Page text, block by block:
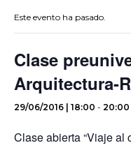
Este evento ha pasado.
Clase
Arquitectura-
29/06/2016 | 18:00 - 20:00
Clase abierta “Viaje al